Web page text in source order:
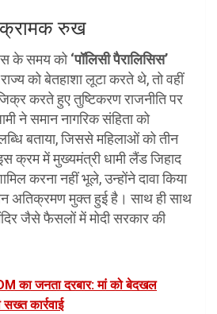
रुख
के समय को‘पॉलिसी पैरालिसिस’
को बेतहाशा लूटा करते थे, तो वहीं
करते हुए तुष्टिकरण राजनीति पर
ने समान नागरिक संहिता को
बताया, जिससे महिलाओं को तीन
क्रम में मुख्यमंत्री धामी लैंड जिहाद
करना नहीं भूले, उन्होंने दावा किया
अतिक्रमण मुक्त हुई है। साथ ही साथ
जैसे फैसलों में मोदी सरकार की
का जनता दरबार: मां को बेदखल
कार्रवाई